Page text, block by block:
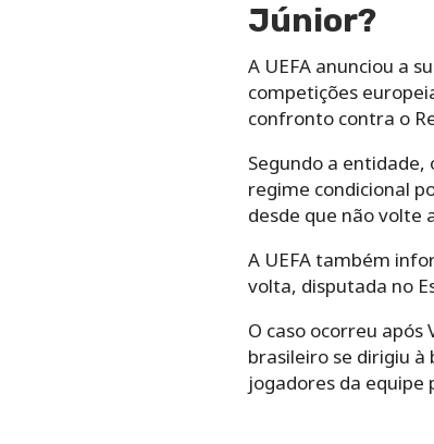
Júnior?
A UEFA anunciou a
competições
confronto contra o
Segundo a
regime condicional
desde que não volte
A UEFA também
volta, disputada no
O caso ocorreu após
brasileiro se dirigiu
jogadores da